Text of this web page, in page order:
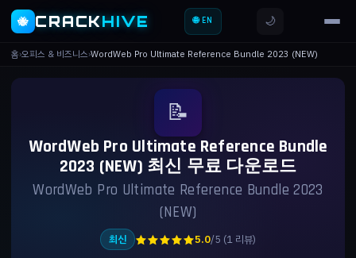
🐝 CRACKHIVE 🌐 EN 🌙
홈›오피스 & 비즈니스›WordWeb Pro Ultimate Reference Bundle 2023 (NEW)
📝
WordWeb Pro Ultimate Reference Bundle
2023 (NEW) 최신 무료 다운로드
WordWeb Pro Ultimate Reference Bundle 2023
(NEW)
최신 ★★★★★5.0/5 (1 리뷰)